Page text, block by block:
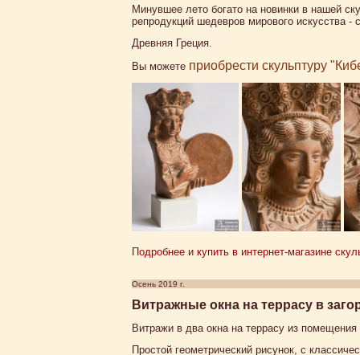
Минувшее лето богато на новинки в нашей
репродукций шедевров мирового искусства
Древняя Греция.
Вы можете приобрести скульптуру
Подробнее и купить в интернет-магазине
Осень 2019 г.
Витражные окна на террасу в
Витражи в два окна на террасу из
Простой геометрический рисунок, с